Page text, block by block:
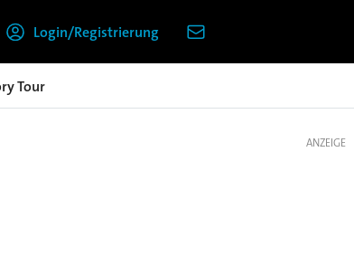
Login/Registrierung
Tour
ANZEIGE